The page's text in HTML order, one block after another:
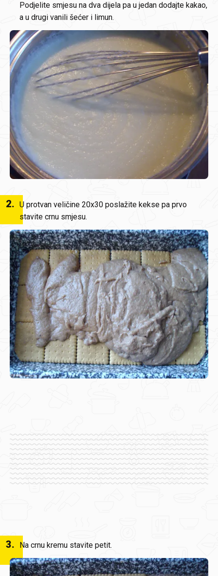
Podjelite smjesu na dva dijela pa u jedan dodajte kakao,
a u drugi vanili šećer i limun.
2. U protvan veličine 20x30 poslažite kekse pa prvo
stavite crnu smjesu.
3. Na crnu kremu stavite petit.